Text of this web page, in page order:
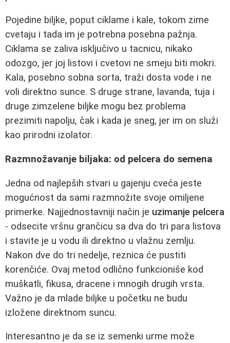
Pojedine biljke, poput ciklame i kale, tokom zime
cvetaju i tada im je potrebna posebna pažnja.
Ciklama se zaliva isključivo u tacnicu, nikako
odozgo, jer joj listovi i cvetovi ne smeju biti mokri.
Kala, posebno sobna sorta, traži dosta vode i ne
voli direktno sunce. S druge strane, lavanda, tuja i
druge zimzelene biljke mogu bez problema
prezimiti napolju, čak i kada je sneg, jer im on služi
kao prirodni izolator.
Razmnožavanje biljaka: od pelcera do semena
Jedna od najlepših stvari u gajenju cveća jeste
mogućnost da sami razmnožite svoje omiljene
primerke. Najjednostavniji način je uzimanje pelcera
- odsecite vršnu grančicu sa dva do tri para listova
i stavite je u vodu ili direktno u vlažnu zemlju.
Nakon dve do tri nedelje, reznica će pustiti
korenčiće. Ovaj metod odlično funkcioniše kod
muškatli, fikusa, dracene i mnogih drugih vrsta.
Važno je da mlade biljke u početku ne budu
izložene direktnom suncu.
Interesantno je da se iz semenki urme može